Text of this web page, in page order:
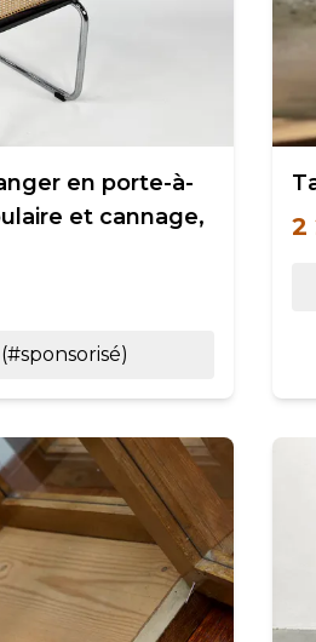
en porte-à-
et cannage,
2